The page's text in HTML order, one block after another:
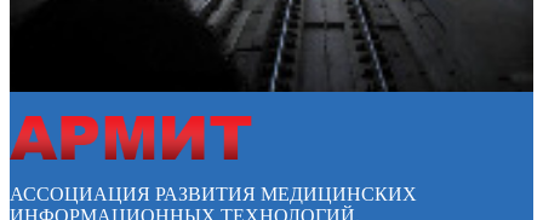
АССОЦИАЦИЯ РАЗВИТИЯ МЕДИЦИНСКИХ